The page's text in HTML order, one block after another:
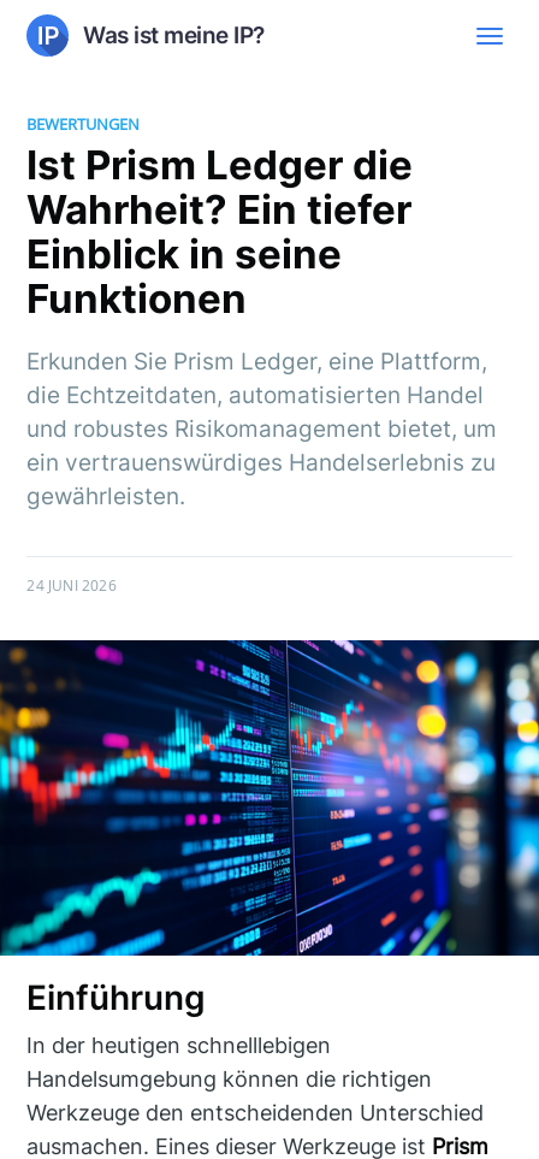
Was ist meine IP?
BEWERTUNGEN
Ist Prism Ledger die
Wahrheit? Ein tiefer
Einblick in seine
Funktionen
Erkunden Sie Prism Ledger, eine Plattform,
die Echtzeitdaten, automatisierten Handel
und robustes Risikomanagement bietet, um
ein vertrauenswürdiges Handelserlebnis zu
gewährleisten.
24 JUNI 2026
Einführung
In der heutigen schnelllebigen
Handelsumgebung können die richtigen
Werkzeuge den entscheidenden Unterschied
ausmachen. Eines dieser Werkzeuge ist Prism